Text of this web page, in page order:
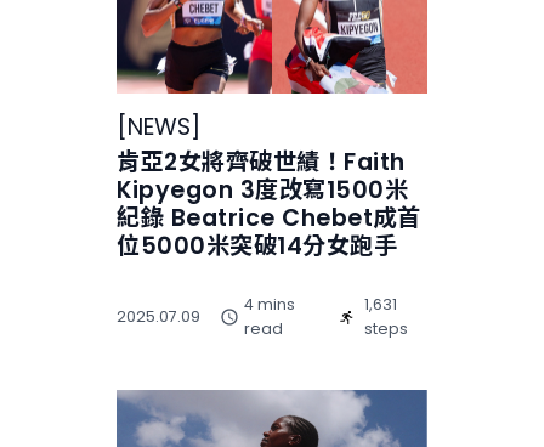
NEWS
肯亞2女將齊破世績！Faith
Kipyegon 3度改寫1500米
紀錄 Beatrice Chebet成首
位5000米突破14分女跑手
2025.07.09
4 mins
read
1,631
steps